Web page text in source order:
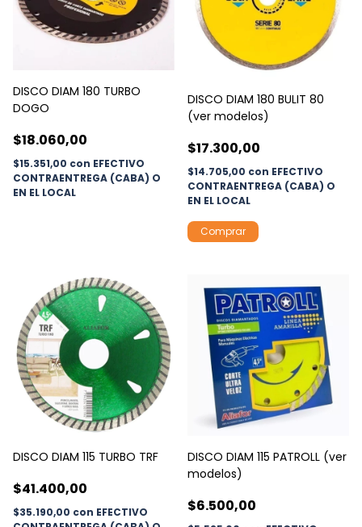
DISCO DIAM 180 TURBO
DOGO
$18.060,00
$15.351,00 con EFECTIVO
CONTRAENTREGA (CABA) O
EN EL LOCAL
DISCO DIAM 180 BULIT 80
(ver modelos)
$17.300,00
$14.705,00 con EFECTIVO
CONTRAENTREGA (CABA) O
EN EL LOCAL
Comprar
DISCO DIAM 115 TURBO TRF
$41.400,00
$35.190,00 con EFECTIVO
DISCO DIAM 115 PATROLL (ver
modelos)
$6.500,00